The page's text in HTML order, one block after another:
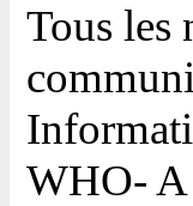
Tous les
WHO- A